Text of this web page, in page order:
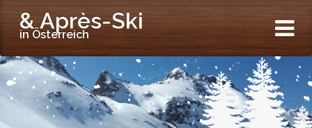
& Après-Ski
in Österreich